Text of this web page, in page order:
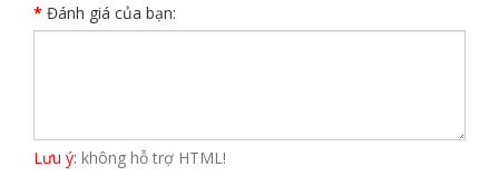
Đánh giá của bạn:
Lưu ý: không hỗ trợ HTML!